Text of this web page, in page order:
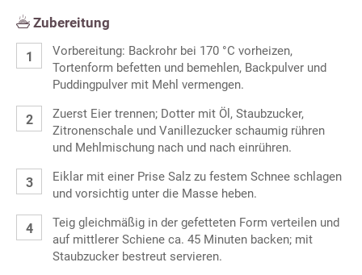
Zubereitung
Vorbereitung: Backrohr bei 170 °C vorheizen,
Tortenform befetten und bemehlen, Backpulver und
Puddingpulver mit Mehl vermengen.
Zuerst Eier trennen; Dotter mit Öl, Staubzucker,
Zitronenschale und Vanillezucker schaumig rühren
und Mehlmischung nach und nach einrühren.
Eiklar mit einer Prise Salz zu festem Schnee schlagen
und vorsichtig unter die Masse heben.
Teig gleichmäßig in der gefetteten Form verteilen und
auf mittlerer Schiene ca. 45 Minuten backen; mit
Staubzucker bestreut servieren.